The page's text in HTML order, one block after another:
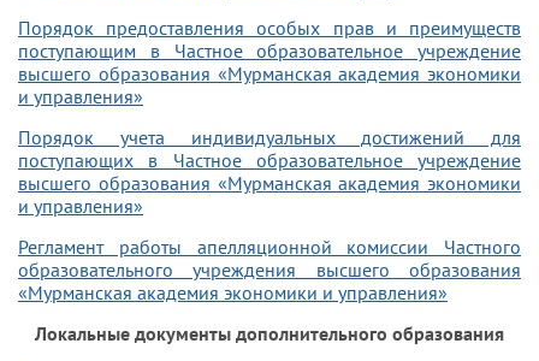
Порядок предоставления особых прав и преимуществ
поступающим в Частное образовательное учреждение
высшего образования «Мурманская академия экономики
и управления»
Порядок учета индивидуальных достижений для
поступающих в Частное образовательное учреждение
высшего образования «Мурманская академия экономики
и управления»
Регламент работы апелляционной комиссии Частного
образовательного учреждения высшего образования
«Мурманская академия экономики и управления»
Локальные документы дополнительного образования